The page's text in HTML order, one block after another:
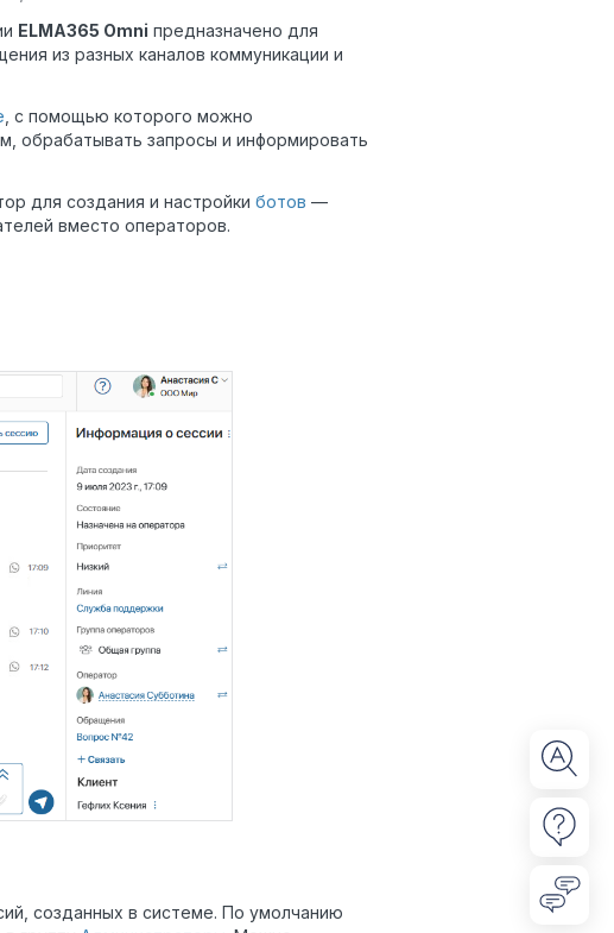
ELMA365 Omni предназначено для
из разных каналов коммуникации и
, с помощью которого можно
обрабатывать запросы и информировать
для создания и настройки ботов —
вместо операторов.
созданных в системе. По умолчанию